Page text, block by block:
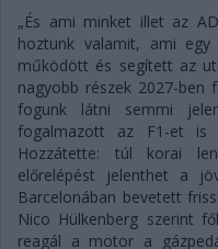
„És ami minket illet az
hoztunk valamit, ami
működött és segített az
nagyobb részek 2027-ben
fogunk látni semmi
fogalmazott az F1-et is
Hozzátette: túl korai
előrelépést jelenthet a
Barcelonában bevetett
Nico Hülkenberg szerint
reagál a motor a